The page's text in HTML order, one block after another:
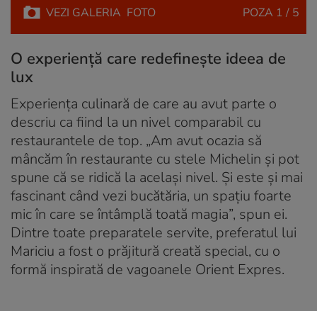
VEZI GALERIA FOTO POZA 1 / 5
O experiență care redefinește ideea de
lux
Experiența culinară de care au avut parte o
descriu ca fiind la un nivel comparabil cu
restaurantele de top. „Am avut ocazia să
mâncăm în restaurante cu stele Michelin și pot
spune că se ridică la același nivel. Și este și mai
fascinant când vezi bucătăria, un spațiu foarte
mic în care se întâmplă toată magia”, spun ei.
Dintre toate preparatele servite, preferatul lui
Mariciu a fost o prăjitură creată special, cu o
formă inspirată de vagoanele Orient Expres.